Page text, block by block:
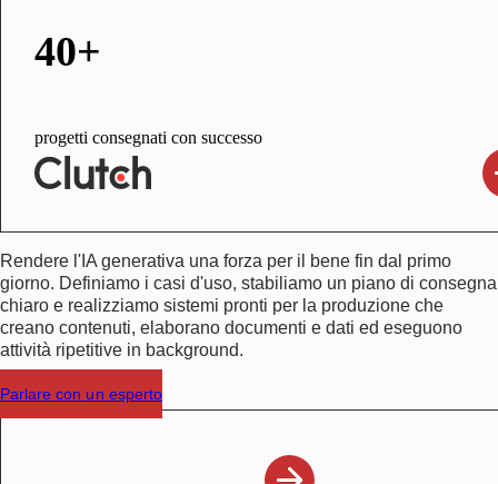
40+
progetti consegnati con successo
Rendere l'IA generativa una forza per il bene fin dal primo
giorno. Definiamo i casi d'uso, stabiliamo un piano di consegna
chiaro e realizziamo sistemi pronti per la produzione che
creano contenuti, elaborano documenti e dati ed eseguono
attività ripetitive in background.
Parlare con un esperto